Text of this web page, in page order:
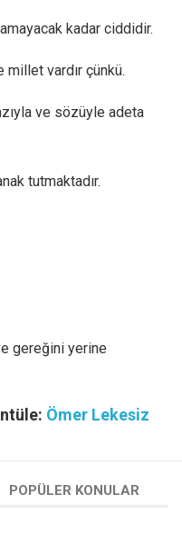
kadar ciddidir.
vardır çünkü.
ve sözüyle adeta
tutmaktadır.
gereğini yerine
Ömer Lekesiz
POPÜLER KONULAR